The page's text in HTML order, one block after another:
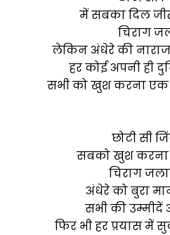
में सबका दिल
चिराग
लेकिन अंधेरे की
हर कोई अपनी ही
सभी को खुश करना एक
छोटी सी
सबको खुश करना
चिराग
अंधेरे को बुरा
सभी की उम्मीदें
फिर भी हर प्रयास में